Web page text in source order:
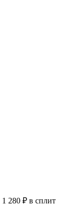
1 280 ₽ в сплит